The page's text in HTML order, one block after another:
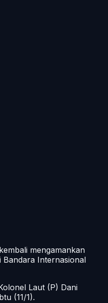
mengamankan
Bandara Internasional
Laut (P) Dani
(11/1).